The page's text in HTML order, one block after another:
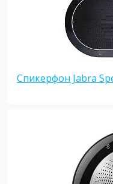
Спикерфон Jabra